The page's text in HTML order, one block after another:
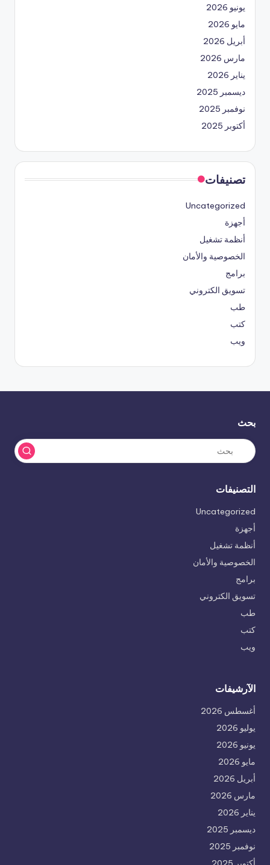
يونيو 2026
مايو 2026
أبريل 2026
مارس 2026
يناير 2026
ديسمبر 2025
نوفمبر 2025
أكتوبر 2025
تصنيفات
Uncategorized
أجهزة
أنظمة تشغيل
الخصوصية والأمان
برامج
تسويق الكتروني
طب
كتب
ويب
بحث
التصنيفات
Uncategorized
أجهزة
أنظمة تشغيل
الخصوصية والأمان
برامج
تسويق الكتروني
طب
كتب
ويب
الآرشيفات
أغسطس 2026
يوليو 2026
يونيو 2026
مايو 2026
أبريل 2026
مارس 2026
يناير 2026
ديسمبر 2025
نوفمبر 2025